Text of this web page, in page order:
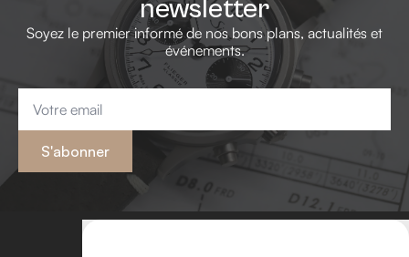
newsletter
Soyez le premier informé de nos bons plans, actualités et
événements.
S'abonner